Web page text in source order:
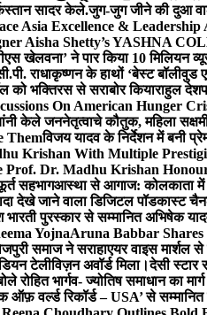
सादर केले.जुग-जुग जीने की दुआ
Asia Excellence & Leadership
Aisha Shetty’s YASHNA
खेलवना’ ने पार किया 10 मिलियन
राधाकृष्णन के हाथों ‘बेस्ट बॉलीवुड
को भक्तिरस से सराबोर कियाराहुल
On American Hunger
केले जननेतृत्वाचे कौतुक, महिला
Themविजय यादव के निर्देशन में बनी
Krishan With Multiple
Prof. Dr. Madhu Krishan
सहभागआस्था से आगाज: कोलकाता में
देखे जाने वाला डिजिटल पॉडकास्ट
भारती पुरस्कार से सम्मानित अभिषेक
YojnaAruna Babbar
समाज ने सराहाएयर वाइस मार्शल
टेलीविज़न अवॉर्ड मिला।देसी स्टार
भार्गव- ज्योतिष समाधान का
वर्ल्ड रिकॉर्ड – USA’ से सम्मानित